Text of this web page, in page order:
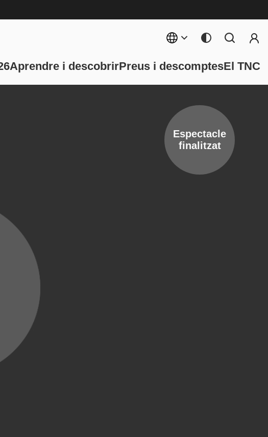
principal
Aprendre i descobrirPreus i descomptesEl TNC
Espectacle
finalitzat